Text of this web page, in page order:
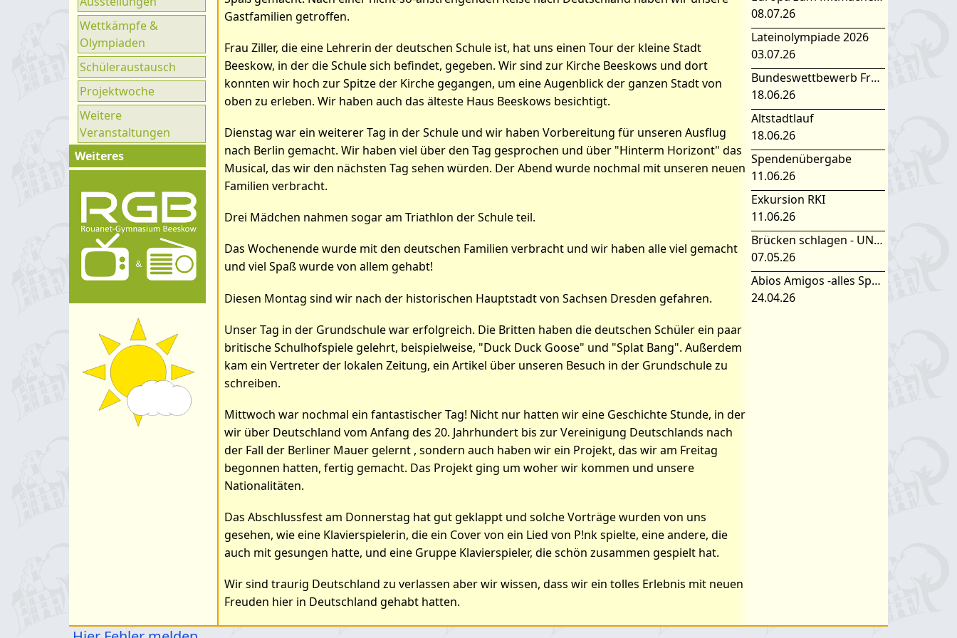
Ganztag
UNESCO
Klimaparlament
Wettkämpfe &
Olympiaden
Schüleraustausch
Projektwoche
Weitere
Veranstaltungen
Weiteres
Kontakt
Organigramm
Schulprogramm
Hygienekonzept
Gastfamilien getroffen.
Frau Ziller, die eine Lehrerin der deutschen Schule ist, hat uns einen Tour der kleine Stadt
Beeskow, in der die Schule sich befindet, gegeben. Wir sind zur Kirche Beeskows und dort
konnten wir hoch zur Spitze der Kirche gegangen, um eine Augenblick der ganzen Stadt von
oben zu erleben. Wir haben auch das älteste Haus Beeskows besichtigt.
Dienstag war ein weiterer Tag in der Schule und wir haben Vorbereitung für unseren Ausflug
nach Berlin gemacht. Wir haben viel über den Tag gesprochen und über "Hinterm Horizont" das
Musical, das wir den nächsten Tag sehen würden. Der Abend wurde nochmal mit unseren neuen
Familien verbracht.
Drei Mädchen nahmen sogar am Triathlon der Schule teil.
Das Wochenende wurde mit den deutschen Familien verbracht und wir haben alle viel gemacht
und viel Spaß wurde von allem gehabt!
Diesen Montag sind wir nach der historischen Hauptstadt von Sachsen Dresden gefahren.
Unser Tag in der Grundschule war erfolgreich. Die Britten haben die deutschen Schüler ein paar
britische Schulhofspiele gelehrt, beispielweise, "Duck Duck Goose" und "Splat Bang". Außerdem
kam ein Vertreter der lokalen Zeitung, ein Artikel über unseren Besuch in der Grundschule zu
schreiben.
Mittwoch war nochmal ein fantastischer Tag! Nicht nur hatten wir eine Geschichte Stunde, in der
wir über Deutschland vom Anfang des 20. Jahrhundert bis zur Vereinigung Deutschlands nach
der Fall der Berliner Mauer gelernt , sondern auch haben wir ein Projekt, das wir am Freitag
begonnen hatten, fertig gemacht. Das Projekt ging um woher wir kommen und unsere
Nationalitäten.
Das Abschlussfest am Donnerstag hat gut geklappt und solche Vorträge wurden von uns
gesehen, wie eine Klavierspielerin, die ein Cover von ein Lied von P!nk spielte, eine andere, die
auch mit gesungen hatte, und eine Gruppe Klavierspieler, die schön zusammen gespielt hat.
Wir sind traurig Deutschland zu verlassen aber wir wissen, dass wir ein tolles Erlebnis mit neuen
Freuden hier in Deutschland gehabt hatten.
08.07.26
Lateinolympiade 2026
03.07.26
Bundeswettbewerb Fremdsprachen
18.06.26
Altstadtlauf
18.06.26
Spendenübergabe
11.06.26
Exkursion RKI
11.06.26
Brücken schlagen - UNESCO Projekttag 2026
07.05.26
Abios Amigos -alles Spanisch oder was
24.04.26